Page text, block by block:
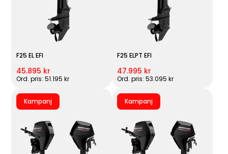
F25 EL EFI
45.895 kr
Ord. pris: 51.195 kr
F25 ELPT EFI
47.995 kr
Ord. pris: 53.095 kr
Kampanj Kampanj